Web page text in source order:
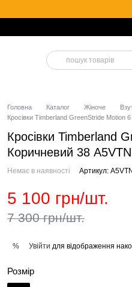
Головна Каталог Жіноче
Кросівки Timberland GreenStride Motion
Кросівки Timberland
Коричневий 38 A5VTN
Немає в наявності Артикул: A5VTN
5 100 грн/шт.
7 300 грн/шт.
% Увійти для відображення
Розмір